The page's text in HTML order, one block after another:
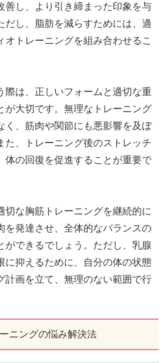
善し、より引き締まった印象を与
だし、脂肪を減らすためには、適
オトレーニングを組み合わせるこ
際は、正しいフォームと適切な重
が大切です。無理なトレーニング
く、筋肉や関節にも悪影響を及ぼ
た、トレーニング後のストレッチ
体の回復を促進することが重要で
切な胸筋トレーニングを継続的に
を発達させ、全体的なバランスの
ができるでしょう。ただし、乳腺
に抑えるために、自分の体の状態
計画を立て、無理のない範囲で行
ニングの悩み解決法